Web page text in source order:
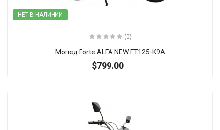
НЕТ В НАЛИЧИИ
(0)
Мопед Forte ALFA NEW FT125-K9A
$799.00